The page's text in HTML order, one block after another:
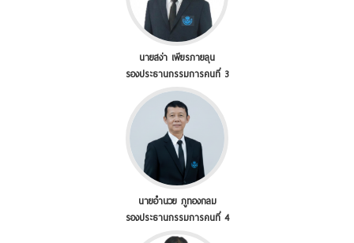
นายสง่า เพียรภายลุน
รองประธานกรรมการคนที่ 3
นายอำนวย ภูทองกลม
รองประธานกรรมการคนที่ 4